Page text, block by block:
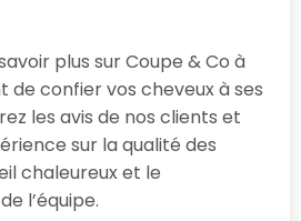
plus sur Coupe & Co à
de confier vos cheveux à ses
les avis de nos clients et
sur la qualité des
chaleureux et le
l’équipe.